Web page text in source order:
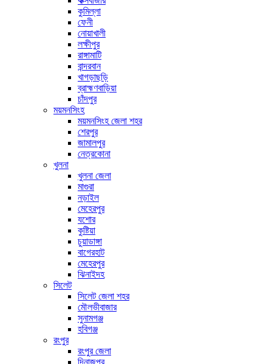
কুমিল্লা
ফেনী
নোয়াখালী
লক্ষীপুর
রাঙ্গামাটি
বান্দরবান
খাগড়াছড়ি
ব্রাহ্মণবাড়িয়া
চাঁদপুর
ময়মনসিংহ
ময়মনসিংহ জেলা শহর
শেরপুর
জামালপুর
নেত্রকোনা
খুলনা
খুলনা জেলা
মাগুরা
নড়াইল
মেহেরপুর
যশোর
কুষ্টিয়া
চুয়াডাঙ্গা
বাগেরহাট
মেহেরপুর
ঝিনাইদহ
সিলেট
সিলেট জেলা শহর
মৌলভীবাজার
সুনামগঞ্জ
হবিগঞ্জ
রংপুর
রংপুর জেলা
দিনাজপুর